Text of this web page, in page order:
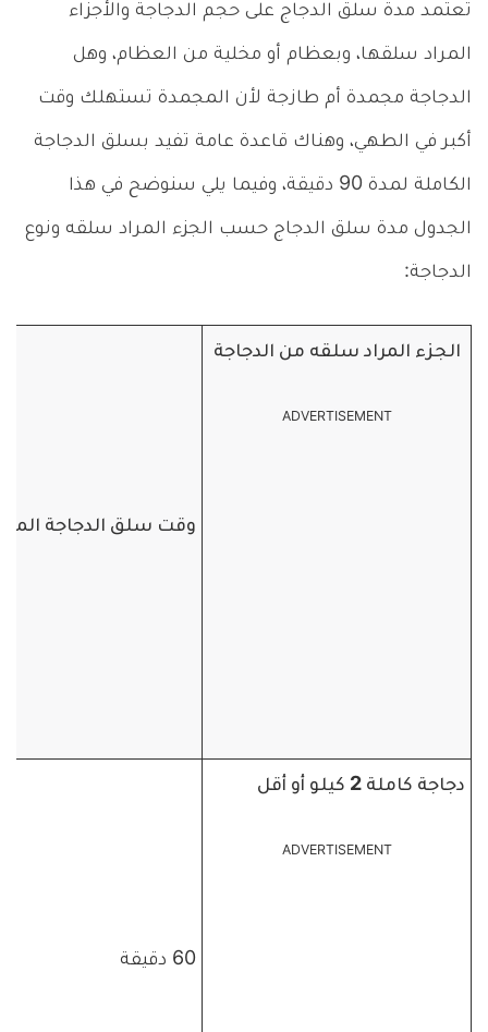
تعتمد مدة سلق الدجاج على حجم الدجاجة والأجزاء
المراد سلقها، وبعظام أو مخلية من العظام، وهل
الدجاجة مجمدة أم طازجة لأن المجمدة تستهلك وقت
أكبر في الطهي، وهناك قاعدة عامة تفيد بسلق الدجاجة
الكاملة لمدة 90 دقيقة، وفيما يلي سنوضح في هذا
الجدول مدة سلق الدجاج حسب الجزء المراد سلقه ونوع
الدجاجة:
الجزء المراد سلقه من الدجاجة
ADVERTISEMENT
وقت سلق الدجاجة
دجاجة كاملة 2 كيلو أو أقل
ADVERTISEMENT
60 دقيقة